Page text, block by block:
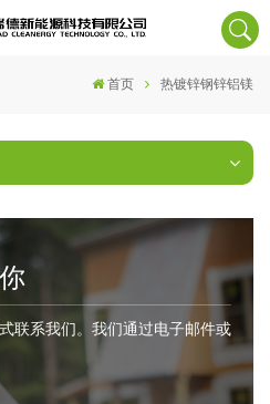
首页 热镀锌钢锌铝镁
联系我们。我们通过电子邮件或